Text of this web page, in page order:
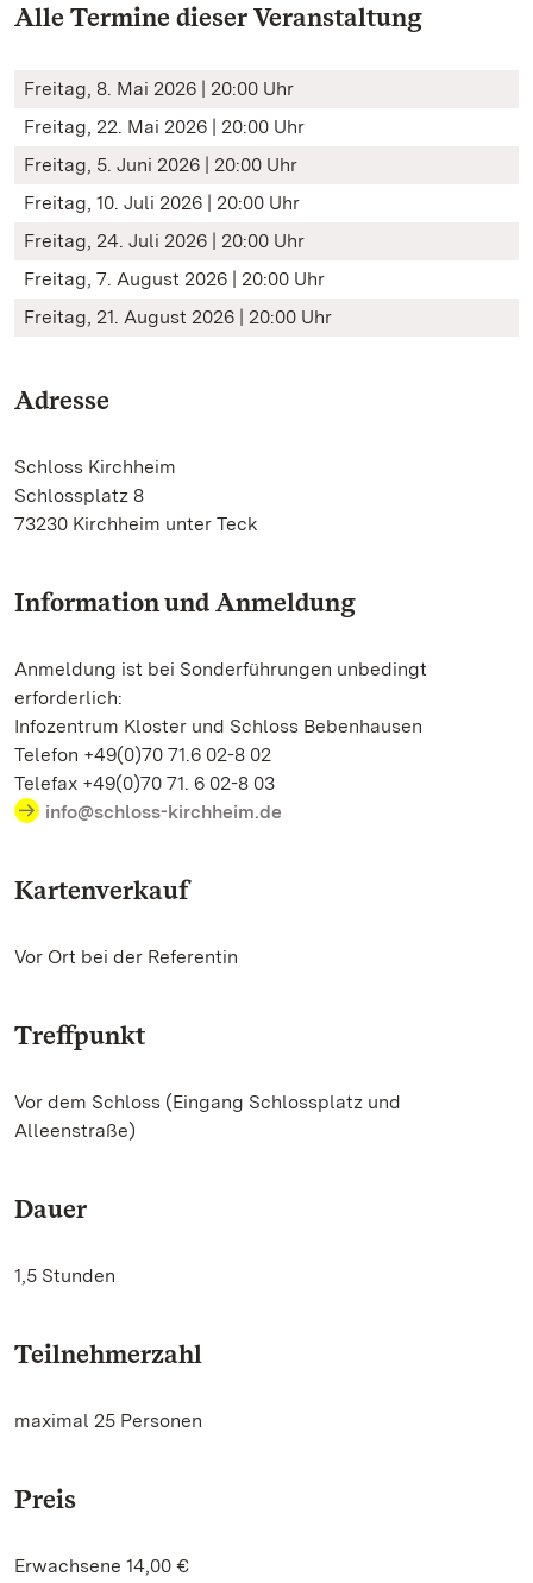
Alle Termine dieser Veranstaltung
Freitag, 8. Mai 2026 | 20:00 Uhr
Freitag, 22. Mai 2026 | 20:00 Uhr
Freitag, 5. Juni 2026 | 20:00 Uhr
Freitag, 10. Juli 2026 | 20:00 Uhr
Freitag, 24. Juli 2026 | 20:00 Uhr
Freitag, 7. August 2026 | 20:00 Uhr
Freitag, 21. August 2026 | 20:00 Uhr
Adresse
Schloss Kirchheim
Schlossplatz 8
73230 Kirchheim unter Teck
Information und Anmeldung
Anmeldung ist bei Sonderführungen unbedingt
erforderlich:
Infozentrum Kloster und Schloss Bebenhausen
Telefon +49(0)70 71.6 02-8 02
Telefax +49(0)70 71. 6 02-8 03
info@schloss-kirchheim.de
Kartenverkauf
Vor Ort bei der Referentin
Treffpunkt
Vor dem Schloss (Eingang Schlossplatz und
Alleenstraße)
Dauer
1,5 Stunden
Teilnehmerzahl
maximal 25 Personen
Preis
Erwachsene 14,00 €